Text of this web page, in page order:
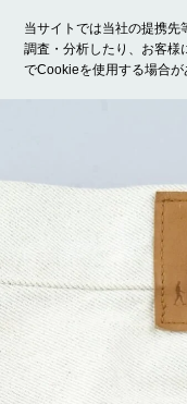
当サイトでは当社の提携先
調査・分析したり、お客様
でCookieを使用する場合が
ホーム モデル募集